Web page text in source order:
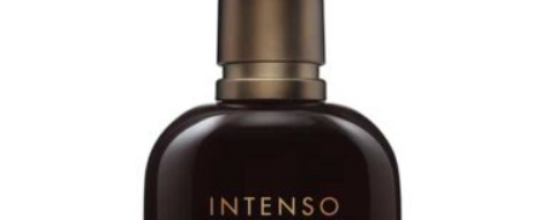
50,37€
hasta
92,81€